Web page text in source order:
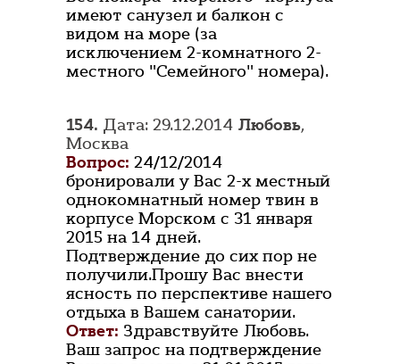
имеют санузел и балкон с
видом на море (за
исключением 2-комнатного 2-
местного "Семейного" номера).
154. Дата: 29.12.2014 Любовь,
Москва
Вопрос: 24/12/2014
бронировали у Вас 2-х местный
однокомнатный номер твин в
корпусе Морском с 31 января
2015 на 14 дней.
Подтверждение до сих пор не
получили.Прошу Вас внести
ясность по перспективе нашего
отдыха в Вашем санатории.
Ответ: Здравствуйте Любовь.
Ваш запрос на подтверждение